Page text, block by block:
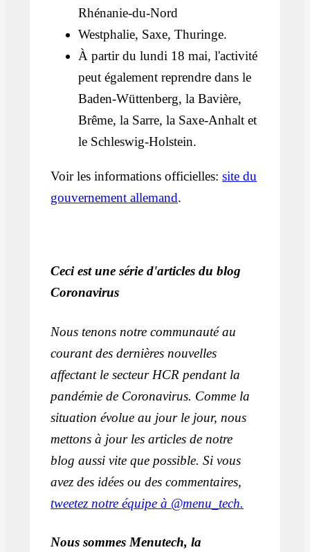
Rhénanie-du-Nord
Westphalie, Saxe, Thuringe.
À partir du lundi 18 mai, l'activité
peut également reprendre dans le
Baden-Wüttenberg, la Bavière,
Brême, la Sarre, la Saxe-Anhalt et
le Schleswig-Holstein.
Voir les informations officielles:site du
gouvernement allemand.
Ceci est une série d'articles du blog
Coronavirus
Nous tenons notre communauté au
courant des dernières nouvelles
affectant le secteur HCR pendant la
pandémie de Coronavirus. Comme la
situation évolue au jour le jour, nous
mettons à jour les articles de notre
blog aussi vite que possible. Si vous
avez des idées ou des commentaires,
tweetez notre équipe à @menu_tech.
Nous sommes Menutech, la